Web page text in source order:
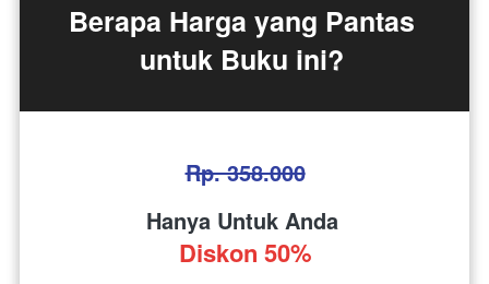
Berapa Harga yang Pantas
untuk Buku ini?
Rp. 358.000
Hanya Untuk Anda
Diskon 50%